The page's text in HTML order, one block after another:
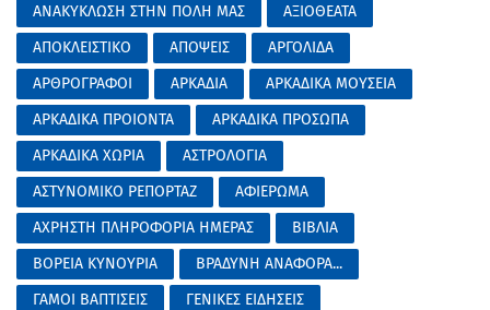
ΑΝΑΚΥΚΛΩΣΗ ΣΤΗΝ ΠΟΛΗ ΜΑΣ
ΑΞΙΟΘΕΑΤΑ
ΑΠΟΚΛΕΙΣΤΙΚΟ
ΑΠΟΨΕΙΣ
ΑΡΓΟΛΙΔΑ
ΑΡΘΡΟΓΡΑΦΟΙ
ΑΡΚΑΔΙΑ
ΑΡΚΑΔΙΚΑ ΜΟΥΣΕΙΑ
ΑΡΚΑΔΙΚΑ ΠΡΟΙΟΝΤΑ
ΑΡΚΑΔΙΚΑ ΠΡΟΣΩΠΑ
ΑΡΚΑΔΙΚΑ ΧΩΡΙΑ
ΑΣΤΡΟΛΟΓΙΑ
ΑΣΤΥΝΟΜΙΚΟ ΡΕΠΟΡΤΑΖ
ΑΦΙΕΡΩΜΑ
ΑΧΡΗΣΤΗ ΠΛΗΡΟΦΟΡΙΑ ΗΜΕΡΑΣ
ΒΙΒΛΙΑ
ΒΟΡΕΙΑ ΚΥΝΟΥΡΙΑ
ΒΡΑΔΥΝΗ ΑΝΑΦΟΡΑ...
ΓΑΜΟΙ ΒΑΠΤΙΣΕΙΣ
ΓΕΝΙΚΕΣ ΕΙΔΗΣΕΙΣ